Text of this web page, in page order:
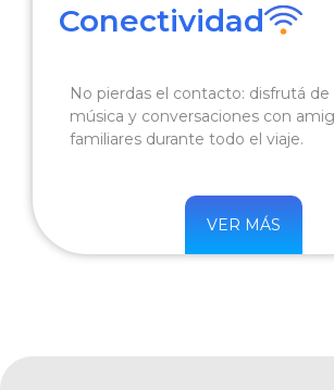
Conectividad
No pierdas el contacto: disfrutá de
música y conversaciones con
familiares durante todo el viaje.
VER MÁS